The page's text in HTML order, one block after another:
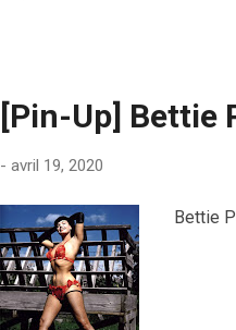
[Pin-Up] Bettie
- avril 19, 2020
Bettie